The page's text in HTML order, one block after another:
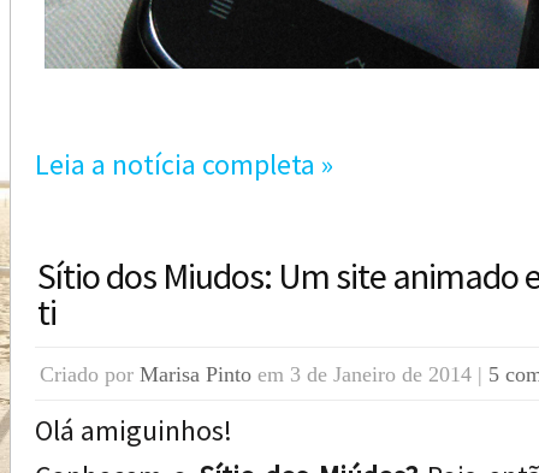
Leia a notícia completa »
Sítio dos Miudos: Um site animado
ti
Criado por Marisa Pinto em 3 de Janeiro de 2014 | 5
Olá amiguinhos!